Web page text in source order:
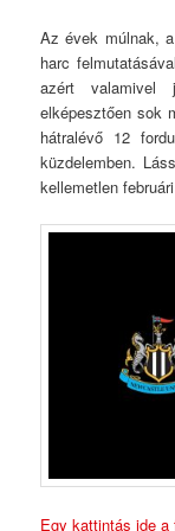
Az évek múlnak,
harc
azért
elképesztően sok
hátralévő 12
küzdelemben.
kellemetlen
Egy kattintás ide